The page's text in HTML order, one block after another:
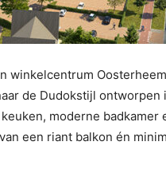
winkelcentrum
de Dudokstijl ontworpen
moderne badkamer
een riant balkon én